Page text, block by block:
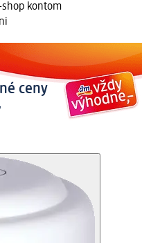
shop kontom
ceny